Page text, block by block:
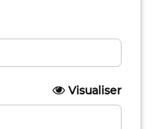
Visualiser